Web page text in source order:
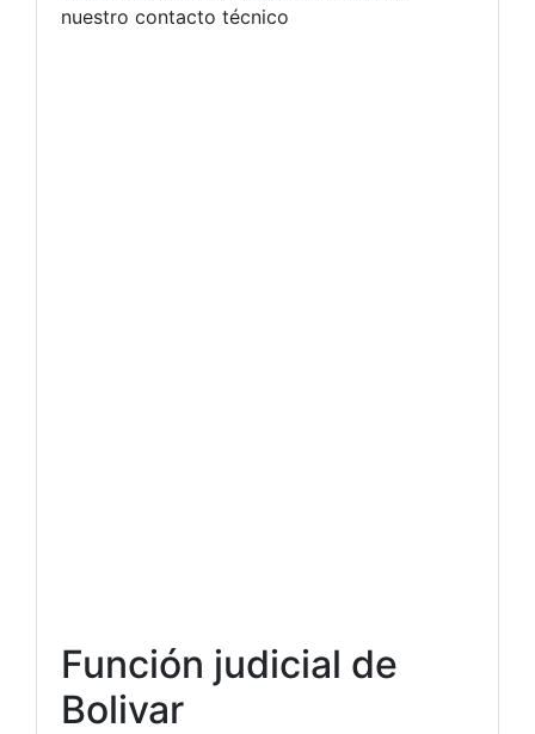
nuestro contacto técnico
Función judicial de
Bolivar